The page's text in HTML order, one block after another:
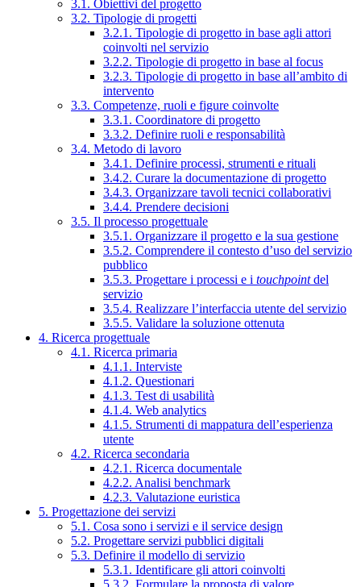
3.1. Obiettivi del progetto
3.2. Tipologie di progetti
3.2.1. Tipologie di progetto in base agli attori
coinvolti nel servizio
3.2.2. Tipologie di progetto in base al focus
3.2.3. Tipologie di progetto in base all’ambito di
intervento
3.3. Competenze, ruoli e figure coinvolte
3.3.1. Coordinatore di progetto
3.3.2. Definire ruoli e responsabilità
3.4. Metodo di lavoro
3.4.1. Definire processi, strumenti e rituali
3.4.2. Curare la documentazione di progetto
3.4.3. Organizzare tavoli tecnici collaborativi
3.4.4. Prendere decisioni
3.5. Il processo progettuale
3.5.1. Organizzare il progetto e la sua gestione
3.5.2. Comprendere il contesto d’uso del servizio
pubblico
3.5.3. Progettare i processi e i touchpointdel
servizio
3.5.4. Realizzare l’interfaccia utente del servizio
3.5.5. Validare la soluzione ottenuta
4. Ricerca progettuale
4.1. Ricerca primaria
4.1.1. Interviste
4.1.2. Questionari
4.1.3. Test di usabilità
4.1.4. Web analytics
4.1.5. Strumenti di mappatura dell’esperienza
utente
4.2. Ricerca secondaria
4.2.1. Ricerca documentale
4.2.2. Analisi benchmark
4.2.3. Valutazione euristica
5. Progettazione dei servizi
5.1. Cosa sono i servizi e il service design
5.2. Progettare servizi pubblici digitali
5.3. Definire il modello di servizio
5.3.1. Identificare gli attori coinvolti
5.3.2. Formulare la proposta di valore